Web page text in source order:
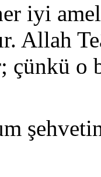
iyi
Allah
çünkü o